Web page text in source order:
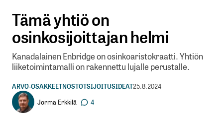
Tämä yhtiö on
osinkosijoittajan helmi
Kanadalainen Enbridge on osinkoaristokraatti. Yhtiön
liiketoimintamalli on rakennettu lujalle perustalle.
ARVO-OSAKKEETNOSTOTSIJOITUSIDEAT25.8.2024
Jorma Erkkilä
4